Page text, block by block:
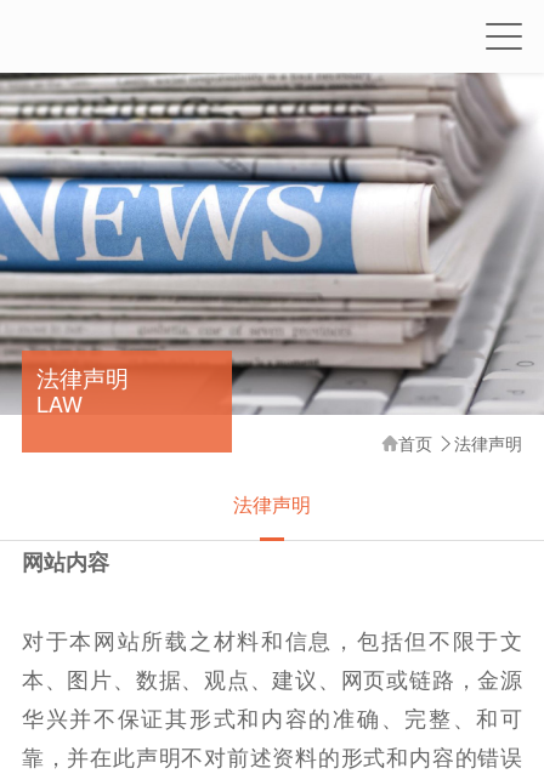
法律声明
LAW
首页 法律声明
法律声明
网站内容
对于本网站所载之材料和信息，包括但不限于文
本、图片、数据、观点、建议、网页或链路，金源
华兴并不保证其形式和内容的准确、完整、和可
靠，并在此声明不对前述资料的形式和内容的错误